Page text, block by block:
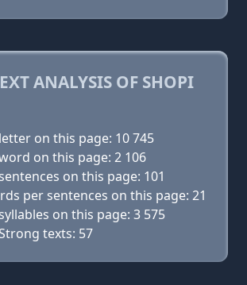
ANALYSIS OF SHOPI
on this page: 10 745
on this page: 2 106
on this page: 101
per sentences on this page: 21
on this page: 3 575
texts: 57